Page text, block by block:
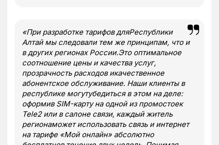
«При разработке тарифов дляРеспублики
Алтай мы следовали тем же принципам, что и
в других регионах России.Это оптимальное
соотношение цены и качества услуг,
прозрачность расходов икачественное
абонентское обслуживание. Наши клиенты в
республике могутубедиться в этом на деле:
оформив SIM-карту на одной из промостоек
Tele2 или в салоне связи, каждый житель
регионаможет использовать связь и интернет
на тарифе «Мой онлайн» абсолютно